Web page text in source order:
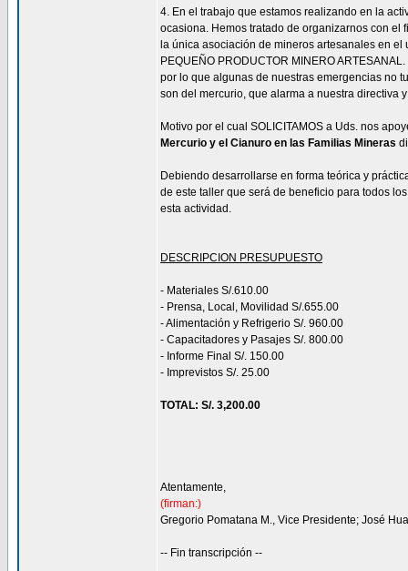
4. En el trabajo que estamos realizando en la
ocasiona. Hemos tratado de organizarnos con el
la única asociación de mineros artesanales en
PEQUEÑO PRODUCTOR MINERO
por lo que algunas de nuestras emergencias no
son del mercurio, que alarma a nuestra directiva
Motivo por el cual SOLICITAMOS a Uds. nos
Mercurio y el Cianuro en las Familias Mineras
Debiendo desarrollarse en forma teórica y
de este taller que será de beneficio para todos
esta actividad.
DESCRIPCION PRESUPUESTO
- Materiales S/.610.00
- Prensa, Local, Movilidad S/.655.00
- Alimentación y Refrigerio S/. 960.00
- Capacitadores y Pasajes S/. 800.00
- Informe Final S/. 150.00
- Imprevistos S/. 25.00
TOTAL: S/. 3,200.00
Atentamente,
(firman:)
Gregorio Pomatana M., Vice Presidente; José
-- Fin transcripción --